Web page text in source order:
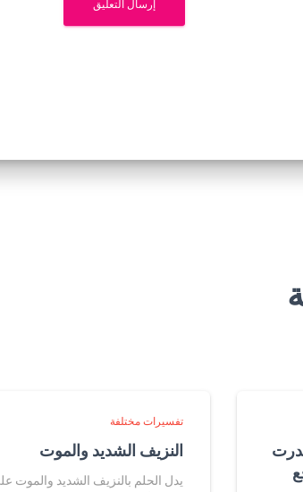
تفسيرات مختلفة
النزيف الشديد والموت
يدل الحلم بالنزيف الشديد والموت